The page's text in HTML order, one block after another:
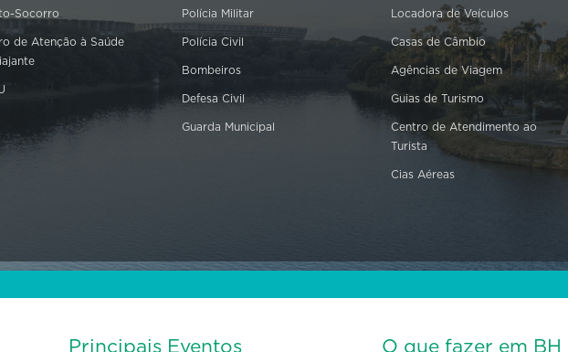
Socorro
de Atenção à Saúde
Polícia Militar
Polícia Civil
Bombeiros
Defesa Civil
Guarda Municipal
Locadora de Veículos
Casas de Câmbio
Agências de Viagem
Guias de Turismo
Centro de Atendimento ao
Turista
Cias Aéreas
Principais Eventos O que fazer em BH